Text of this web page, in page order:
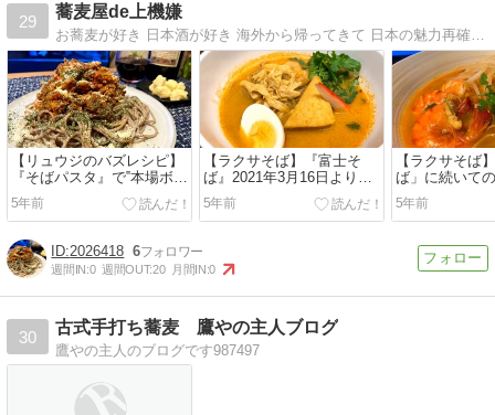
29
蕎麦屋de上機嫌
お蕎麦が好き 日本酒が好き 海外から帰ってきて 日本の魅力再確認中 本日も蕎麦屋で 上機嫌 InstagramとBlogもよろしくお願いします！
【リュウジのバズレシピ】
『そばパスタ』で‟本場ボロ
ネーゼに絶対負けない日本
の老舗喫茶店の味です。家
庭の味だからこそ旨い【至
高のミートソース】”を手繰
る！！
5年前
【ラクサそば】『富士そ
ば』2021年3月16日より限
定販売！シンガポールとの
外交関係樹立55周年記念第
二弾のコラボ蕎麦を一足お
会レポ】
5年前
【ラクサそば
ば」に続いて
ル麺料理第二
先に自宅で作
みた！！【富
5年前
2026418 6
週間IN:0 週間OUT:20 月間IN:0
30
古式手打ち蕎麦 鷹やの主人ブログ
鷹やの主人のブログです987497